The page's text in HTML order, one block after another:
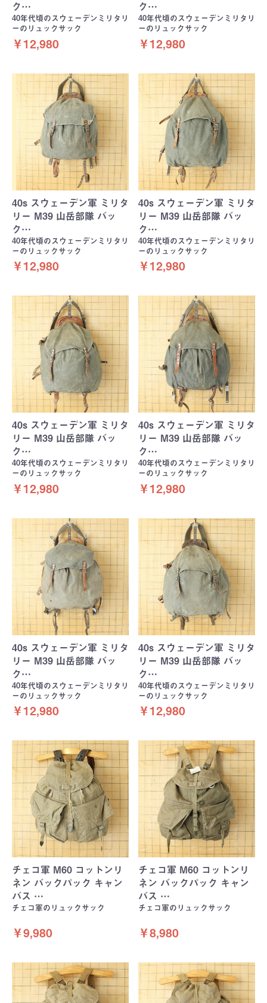
ク…
40年代頃のスウェーデンミリタリ
ーのリュックサック
￥12,980
ク…
40年代頃のスウェーデンミリタリ
ーのリュックサック
￥12,980
40s スウェーデン軍 ミリタ
リー M39 山岳部隊 バッ
ク…
40年代頃のスウェーデンミリタリ
ーのリュックサック
￥12,980
40s スウェーデン軍 ミリタ
リー M39 山岳部隊 バッ
ク…
40年代頃のスウェーデンミリタリ
ーのリュックサック
￥12,980
40s スウェーデン軍 ミリタ
リー M39 山岳部隊 バッ
ク…
40年代頃のスウェーデンミリタリ
ーのリュックサック
￥12,980
40s スウェーデン軍 ミリタ
リー M39 山岳部隊 バッ
ク…
40年代頃のスウェーデンミリタリ
ーのリュックサック
￥12,980
40s スウェーデン軍 ミリタ
リー M39 山岳部隊 バッ
ク…
40年代頃のスウェーデンミリタリ
ーのリュックサック
￥12,980
40s スウェーデン軍 ミリタ
リー M39 山岳部隊 バッ
ク…
40年代頃のスウェーデンミリタリ
ーのリュックサック
￥12,980
チェコ軍 M60 コットンリ
ネン バックパック キャン
バス …
チェコ軍のリュックサック
￥9,980
チェコ軍 M60 コットンリ
ネン バックパック キャン
バス …
チェコ軍のリュックサック
￥8,980